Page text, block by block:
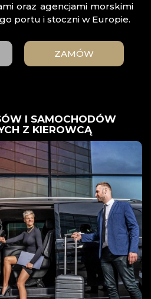
oraz agencjami morskimi
portu i stoczni w Europie.
ZAMÓW
I SAMOCHODÓW
Z KIEROWCĄ